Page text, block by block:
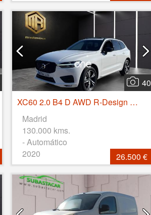
40
XC60 2.0 B4 D AWD R-Design Auto
Madrid
130.000 kms.
- Automático
2020
26.500 €